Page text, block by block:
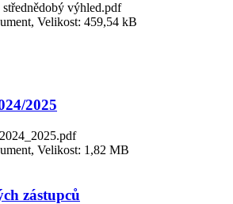
výhled.pdf
Velikost: 459,54 kB
2025
Velikost: 1,82 MB
zástupců